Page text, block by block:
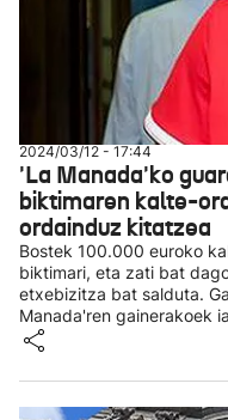
2024/03/12 - 17:44
'La Manada'ko
biktimaren kalte-
ordainduz kitatzea
Bostek 100.000 euroko
biktimari, eta zati bat
etxebizitza bat salduta.
Manada'ren gainerakoek